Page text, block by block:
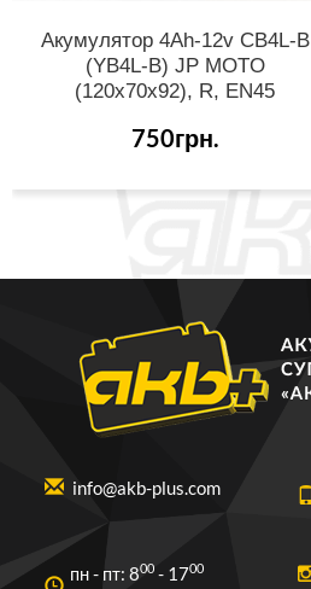
Акумулятор 4Ah-12v CB4L-B
(YB4L-B) JP MOTO
(120х70х92), R, EN45
750грн.
info@akb-plus.com
пн - пт: 800 - 1700